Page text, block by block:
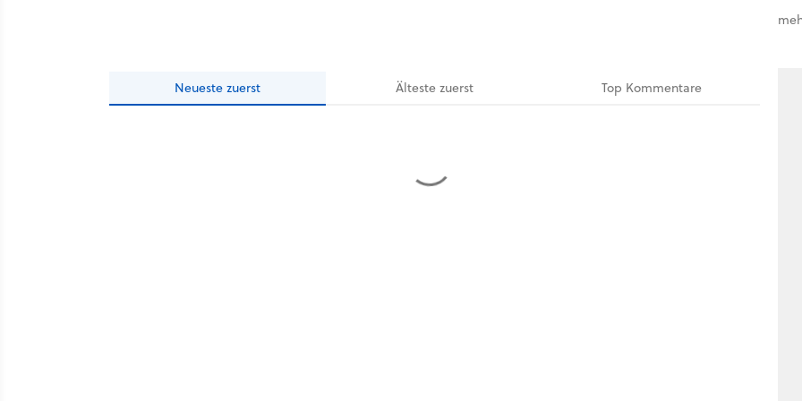
Neueste zuerst Ältestezuerst Top Kommentare